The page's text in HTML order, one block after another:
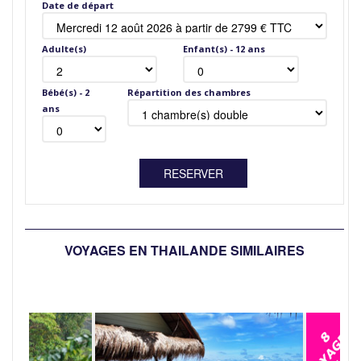
Date de départ
Adulte(s) Enfant(s) - 12 ans
Bébé(s) - 2
ans
Répartition des chambres
VOYAGES EN THAILANDE SIMILAIRES